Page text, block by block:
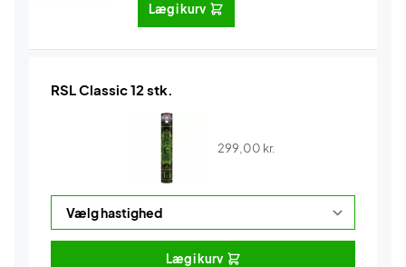
Læg i kurv
RSL Classic 12 stk.
299,00 kr.
Læg i kurv